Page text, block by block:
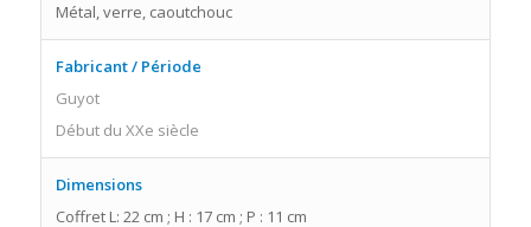
Métal, verre, caoutchouc
Fabricant / Période
Guyot
Début du XXe siècle
Dimensions
Coffret L: 22 cm ; H : 17 cm ; P : 11 cm